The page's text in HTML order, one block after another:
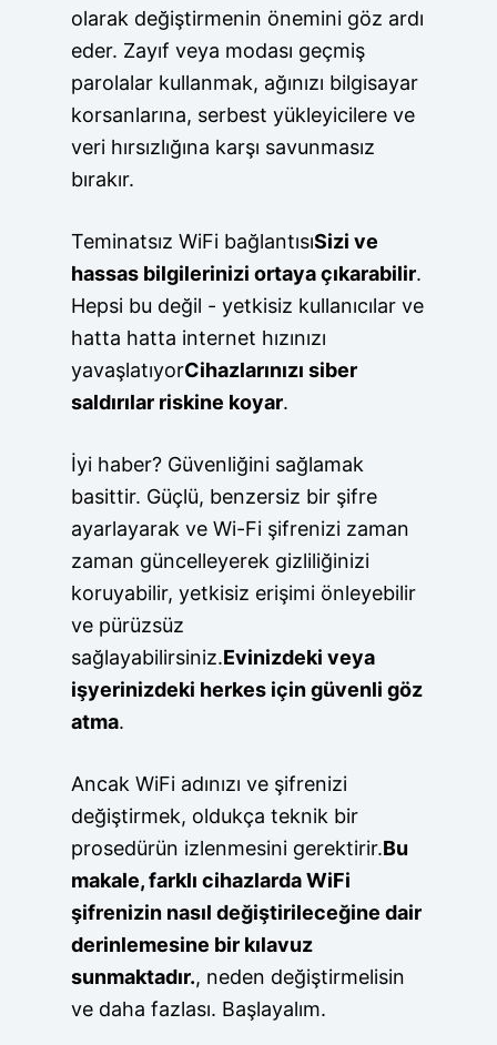
olarak değiştirmenin önemini göz ardı
eder. Zayıf veya modası geçmiş
parolalar kullanmak, ağınızı bilgisayar
korsanlarına, serbest yükleyicilere ve
veri hırsızlığına karşı savunmasız
bırakır.
Teminatsız WiFi bağlantısıSizi ve
hassas bilgilerinizi ortaya çıkarabilir.
Hepsi bu değil - yetkisiz kullanıcılar ve
hatta hatta internet hızınızı
yavaşlatıyorCihazlarınızı siber
saldırılar riskine koyar.
İyi haber? Güvenliğini sağlamak
basittir. Güçlü, benzersiz bir şifre
ayarlayarak ve Wi-Fi şifrenizi zaman
zaman güncelleyerek gizliliğinizi
koruyabilir, yetkisiz erişimi önleyebilir
ve pürüzsüz
sağlayabilirsiniz.Evinizdeki veya
işyerinizdeki herkes için güvenli göz
atma.
Ancak WiFi adınızı ve şifrenizi
değiştirmek, oldukça teknik bir
prosedürün izlenmesini gerektirir.Bu
makale, farklı cihazlarda WiFi
şifrenizin nasıl değiştirileceğine dair
derinlemesine bir kılavuz
sunmaktadır., neden değiştirmelisin
ve daha fazlası. Başlayalım.